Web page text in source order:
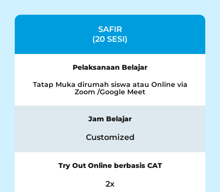
SAFIR
(20 SESI)
Pelaksanaan Belajar
Tatap Muka dirumah siswa atau Online via
Zoom /Google Meet
Jam Belajar
Customized
Try Out Online berbasis CAT
2x